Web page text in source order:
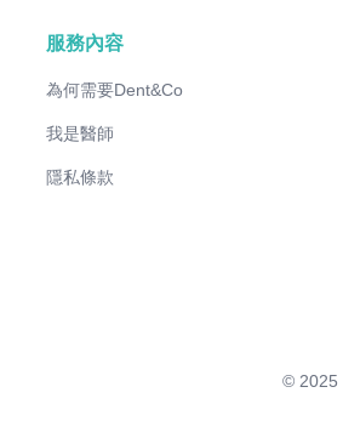
服務內容
為何需要Dent&Co
我是醫師
隱私條款
© 2025